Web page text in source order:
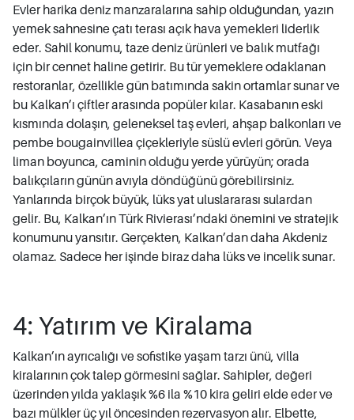
Evler harika deniz manzaralarına sahip olduğundan, yazın
yemek sahnesine çatı terası açık hava yemekleri liderlik
eder. Sahil konumu, taze deniz ürünleri ve balık mutfağı
için bir cennet haline getirir. Bu tür yemeklere odaklanan
restoranlar, özellikle gün batımında sakin ortamlar sunar ve
bu Kalkan’ı çiftler arasında popüler kılar. Kasabanın eski
kısmında dolaşın, geleneksel taş evleri, ahşap balkonları ve
pembe bougainvillea çiçekleriyle süslü evleri görün. Veya
liman boyunca, caminin olduğu yerde yürüyün; orada
balıkçıların günün avıyla döndüğünü görebilirsiniz.
Yanlarında birçok büyük, lüks yat uluslararası sulardan
gelir. Bu, Kalkan’ın Türk Rivierası’ndaki önemini ve stratejik
konumunu yansıtır. Gerçekten, Kalkan’dan daha Akdeniz
olamaz. Sadece her işinde biraz daha lüks ve incelik sunar.
4: Yatırım ve Kiralama
Kalkan’ın ayrıcalığı ve sofistike yaşam tarzı ünü, villa
kiralarının çok talep görmesini sağlar. Sahipler, değeri
üzerinden yılda yaklaşık %6 ila %10 kira geliri elde eder ve
bazı mülkler üç yıl öncesinden rezervasyon alır. Elbette,